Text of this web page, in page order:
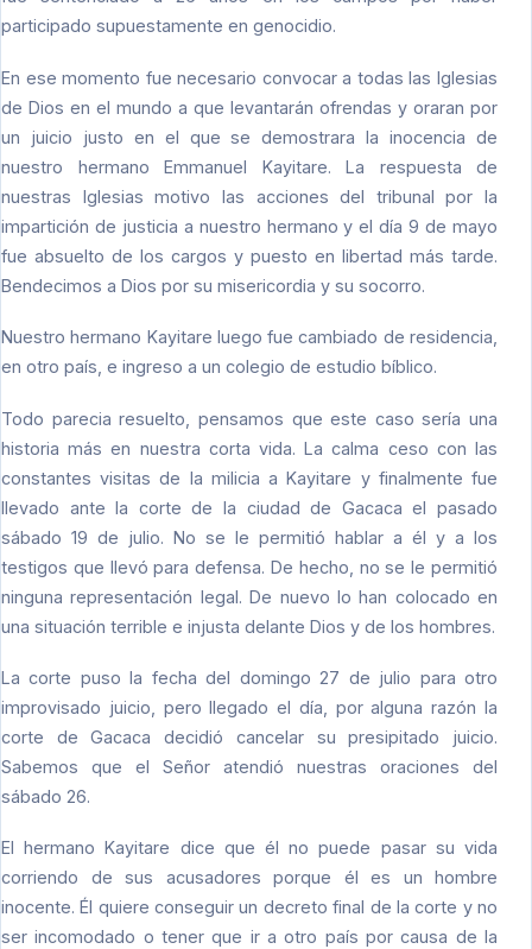
participado supuestamente en genocidio.
En ese momento fue necesario convocar a todas las Iglesias
de Dios en el mundo a que levantarán ofrendas y oraran por
un juicio justo en el que se demostrara la inocencia de
nuestro hermano Emmanuel Kayitare. La respuesta de
nuestras Iglesias motivo las acciones del tribunal por la
impartición de justicia a nuestro hermano y el día 9 de mayo
fue absuelto de los cargos y puesto en libertad más tarde.
Bendecimos a Dios por su misericordia y su socorro.
Nuestro hermano Kayitare luego fue cambiado de residencia,
en otro país, e ingreso a un colegio de estudio bíblico.
Todo parecia resuelto, pensamos que este caso sería una
historia más en nuestra corta vida. La calma ceso con las
constantes visitas de la milicia a Kayitare y finalmente fue
llevado ante la corte de la ciudad de Gacaca el pasado
sábado 19 de julio. No se le permitió hablar a él y a los
testigos que llevó para defensa. De hecho, no se le permitió
ninguna representación legal. De nuevo lo han colocado en
una situación terrible e injusta delante Dios y de los hombres.
La corte puso la fecha del domingo 27 de julio para otro
improvisado juicio, pero llegado el día, por alguna razón la
corte de Gacaca decidió cancelar su presipitado juicio.
Sabemos que el Señor atendió nuestras oraciones del
sábado 26.
El hermano Kayitare dice que él no puede pasar su vida
corriendo de sus acusadores porque él es un hombre
inocente. Él quiere conseguir un decreto final de la corte y no
ser incomodado o tener que ir a otro país por causa de la